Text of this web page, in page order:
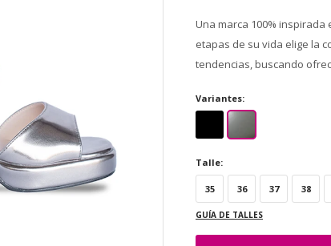
Una marca 100%
etapas de su vida elige la
tendencias, buscando
Variantes:
Talle:
35 36 37 38
GUÍA DE TALLES